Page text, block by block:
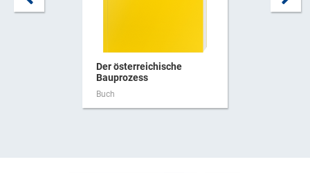
Der österreichische
Bauprozess
Buch